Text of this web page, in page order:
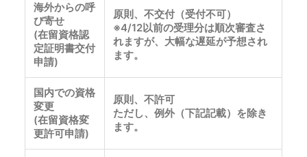
海外からの呼
び寄せ
(在留資格認
定証明書交付
申請)
原則、不交付（受付不可）
※4/12以前の受理分は順次審査さ
れますが、大幅な遅延が予想され
ます。
国内での資格
変更
(在留資格変
更許可申請)
原則、不許可
ただし、例外（下記記載）を除き
ます。